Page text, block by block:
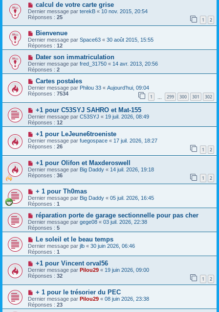
calcul de votre carte grise
Dernier message par terekB « 10 nov. 2015, 20:54
Réponses : 25 1 2
Bienvenue
Dernier message par Space63 « 30 août 2015, 15:55
Réponses : 12
Dater son immatriculation
Dernier message par fred_31750 « 14 avr. 2013, 20:56
Réponses : 2
Cartes postales
Dernier message par Philou 33 « Aujourd’hui, 09:04
Réponses : 7534 1 299 300 301 302
+1 pour C53SYJ SAHRO et Mat-155
Dernier message par C53SYJ « 19 juil. 2026, 08:49
Réponses : 12
+1 pour LeJeune6troeniste
Dernier message par fuegospace « 17 juil. 2026, 18:27
Réponses : 26 1 2
+1 pour Olifon et Maxderoswell
Dernier message par Big Daddy « 14 juil. 2026, 19:18
Réponses : 36 1 2
+ 1 pour Th0mas
Dernier message par Big Daddy « 05 juil. 2026, 16:45
Réponses : 1
réparation porte de garage sectionnelle pour pas cher
Dernier message par gege08 « 03 juil. 2026, 22:38
Réponses : 5
Le soleil et le beau temps
Dernier message par jlb « 30 juin 2026, 06:46
Réponses : 1
+1 pour Vincent orval56
Dernier message par Pilou29 « 19 juin 2026, 09:00
Réponses : 32 1 2
+ 1 pour le trésorier du PEC
Dernier message par Pilou29 « 08 juin 2026, 23:38
Réponses : 23